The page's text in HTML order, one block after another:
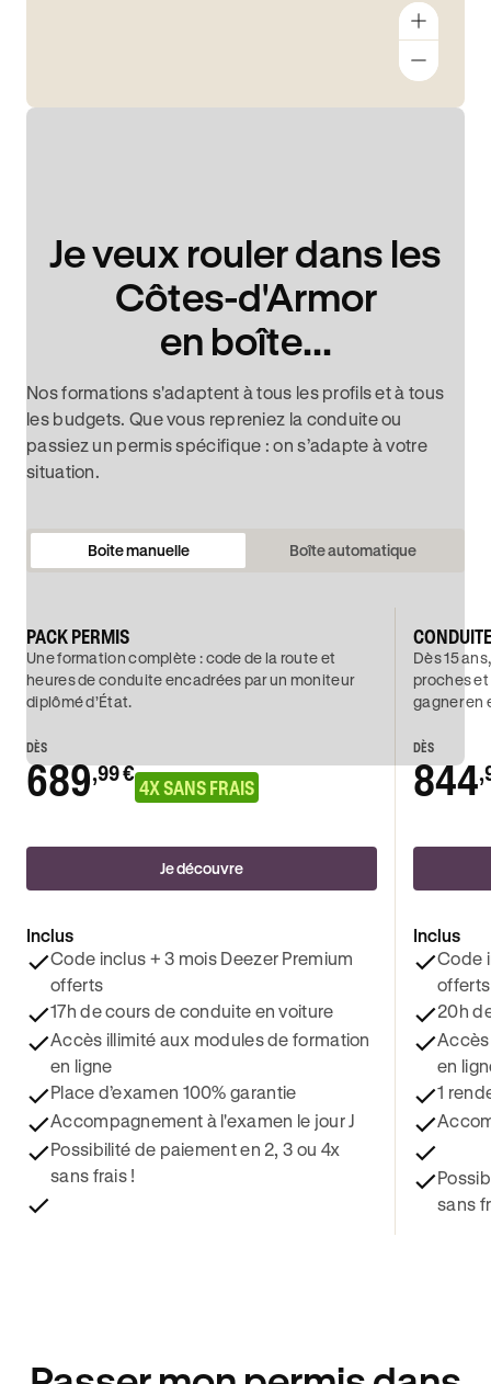
Je veux rouler dans les
Côtes-d'Armor
en boîte...
Nos formations s'adaptent à tous les profils et à tous
les budgets. Que vous repreniez la conduite ou
passiez un permis spécifique : on s’adapte à votre
situation.
Boite manuelle Boîte automatique
PACK PERMIS
Une formation complète : code de la route et
heures de conduite encadrées par un moniteur
diplômé d’État.
DÈS
689,99 €
4X SANS FRAIS
Je découvre
Inclus
Code inclus + 3 mois Deezer Premium
offerts
17h de cours de conduite en voiture
Accès illimité aux modules de formation
en ligne
Place d’examen 100% garantie
Accompagnement à l'examen le jour J
Possibilité de paiement en 2, 3 ou 4x
sans frais !
Dès 15
proches et
gagner en
DÈS
844
Inclus
Code
offerts
20h
en
1
sans